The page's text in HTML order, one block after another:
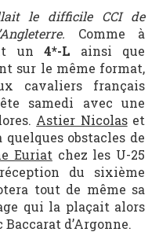
le difficile CCI de
Comme à
un 4*-L ainsi que
sur le même format,
cavaliers français
samedi avec une
Astier Nicolaset
quelques obstacles de
Euriat chez les U-25
du sixième
tout de même sa
qui la plaçait alors
d’Argonne.